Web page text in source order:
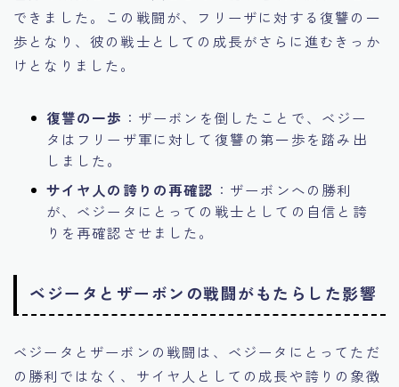
できました。この戦闘が、フリーザに対する復讐の一
歩となり、彼の戦士としての成長がさらに進むきっか
けとなりました。
復讐の一歩 ：ザーボンを倒したことで、ベジー
タはフリーザ軍に対して復讐の第一歩を踏み出
しました。
サイヤ人の誇りの再確認 ：ザーボンへの勝利
が、ベジータにとっての戦士としての自信と誇
りを再確認させました。
ベジータとザーボンの戦闘がもたらした影響
ベジータとザーボンの戦闘は、ベジータにとってただ
の勝利ではなく、サイヤ人としての成長や誇りの象徴